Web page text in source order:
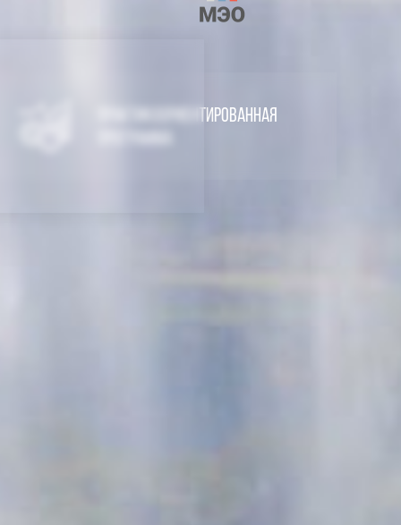
Практикоориентированная